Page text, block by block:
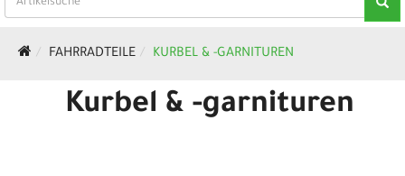
FAHRRADTEILE KURBEL & -GARNITUREN
Kurbel & -garnituren